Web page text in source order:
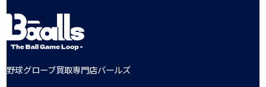
野球グローブ買取専門店バールズ